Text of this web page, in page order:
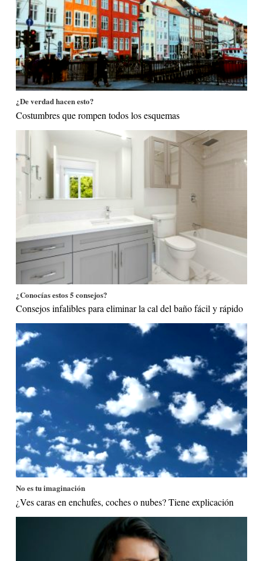
¿De verdad hacen esto?
Costumbres que rompen todos los esquemas
¿Conocías estos 5 consejos?
Consejos infalibles para eliminar la cal del baño fácil y rápido
No es tu imaginación
¿Ves caras en enchufes, coches o nubes? Tiene explicación